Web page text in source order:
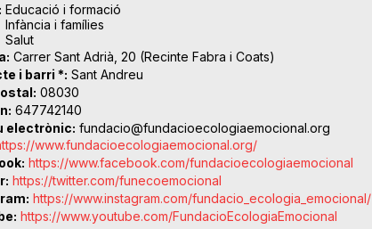
Educació i formació
Infància i famílies
Salut
Carrer Sant Adrià, 20 (Recinte Fabra i Coats)
i barri * Sant Andreu
08030
647742140
electrònic fundacio@fundacioecologiaemocional.org
www.fundacioecologiaemocional.org/
https://www.facebook.com/fundacioecologiaemocional
https://twitter.com/funecoemocional
https://www.instagram.com/fundacio_ecologia_emocional/
https://www.youtube.com/FundacioEcologiaEmocional